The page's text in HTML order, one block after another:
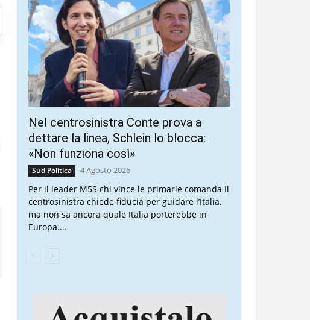
Nel centrosinistra Conte prova a
dettare la linea, Schlein lo blocca:
«Non funziona così»
Sud Politica 4 Agosto 2026
Per il leader M5S chi vince le primarie comanda Il
centrosinistra chiede fiducia per guidare l’Italia,
ma non sa ancora quale Italia porterebbe in
Europa....